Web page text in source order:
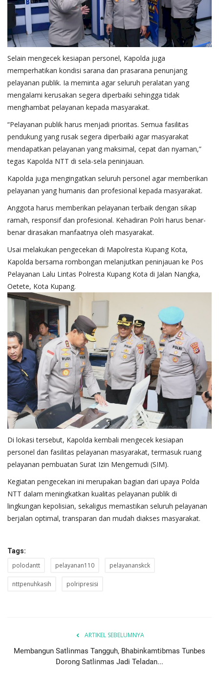
Selain mengecek kesiapan personel, Kapolda juga
memperhatikan kondisi sarana dan prasarana penunjang
pelayanan publik. Ia meminta agar seluruh peralatan yang
mengalami kerusakan segera diperbaiki sehingga tidak
menghambat pelayanan kepada masyarakat.
“Pelayanan publik harus menjadi prioritas. Semua fasilitas
pendukung yang rusak segera diperbaiki agar masyarakat
mendapatkan pelayanan yang maksimal, cepat dan nyaman,”
tegas Kapolda NTT di sela-sela peninjauan.
Kapolda juga mengingatkan seluruh personel agar memberikan
pelayanan yang humanis dan profesional kepada masyarakat.
Anggota harus memberikan pelayanan terbaik dengan sikap
ramah, responsif dan profesional. Kehadiran Polri harus benar-
benar dirasakan manfaatnya oleh masyarakat.
Usai melakukan pengecekan di Mapolresta Kupang Kota,
Kapolda bersama rombongan melanjutkan peninjauan ke Pos
Pelayanan Lalu Lintas Polresta Kupang Kota di Jalan Nangka,
Oetete, Kota Kupang.
Di lokasi tersebut, Kapolda kembali mengecek kesiapan
personel dan fasilitas pelayanan masyarakat, termasuk ruang
pelayanan pembuatan Surat Izin Mengemudi (SIM).
Kegiatan pengecekan ini merupakan bagian dari upaya Polda
NTT dalam meningkatkan kualitas pelayanan publik di
lingkungan kepolisian, sekaligus memastikan seluruh pelayanan
berjalan optimal, transparan dan mudah diakses masyarakat.
Tags:
polodantt pelayanan110 pelayananskck
nttpenuhkasih polripresisi
ARTIKEL SEBELUMNYA
Membangun Satlinmas Tangguh, Bhabinkamtibmas Tunbes
Dorong Satlinmas Jadi Teladan...